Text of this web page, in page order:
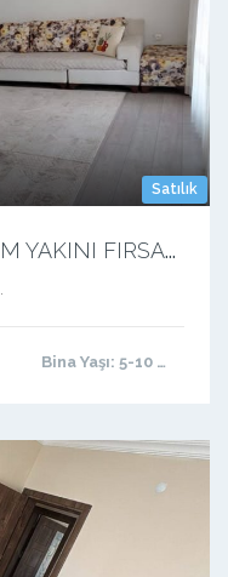
Satılık
6
.TOKİ KONUTLARINDA BİM YAKINI FIRSAT DAİRE 2+1
Bina Yaşı: 5-10 arası